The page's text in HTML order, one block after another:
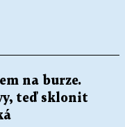
na burze.
teď sklonit